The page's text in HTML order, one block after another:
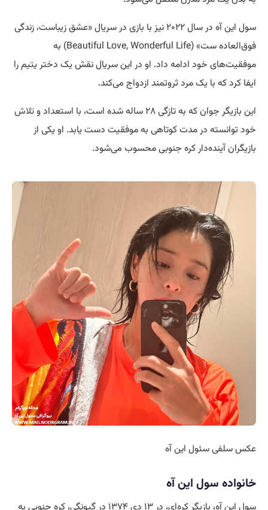
سول این آه در سال ۲۰۲۲ نیز با بازی در سریال «عشق زیباست، زندگی
فوق‌العاده ست» (Beautiful Love, Wonderful Life) به
موفقیت‌های خود ادامه داد. او در این سریال نقش یک دختر یتیم را
ایفا کرد که با یک مرد ثروتمند ازدواج می‌کند.
این بازیگر جوان که به تازگی ۲۸ ساله شده است، با استعداد و
تلاش
خود توانسته در مدت کوتاهی به موفقیت دست یابد. او یکی از
بازیگران آینده‌دار کره جنوبی محسوب می‌شود.
عکس سلفی سئول این آه
خانواده سول این آه
سول این آه، بازیگر کره‌ای، در ۱۳ دی ۱۳۷۴ در گیونگی، کره جنوبی به